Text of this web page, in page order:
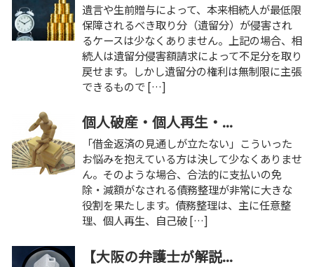
遺言や生前贈与によって、本来相続人が最低限
保障されるべき取り分（遺留分）が侵害され
るケースは少なくありません。上記の場合、相
続人は遺留分侵害額請求によって不足分を取り
戻せます。しかし遺留分の権利は無制限に主張
できるもので […]
個人破産・個人再生・...
「借金返済の見通しが立たない」こういった
お悩みを抱えている方は決して少なくありませ
ん。そのような場合、合法的に支払いの免
除・減額がなされる債務整理が非常に大きな
役割を果たします。債務整理は、主に任意整
理、個人再生、自己破 […]
【大阪の弁護士が解説...